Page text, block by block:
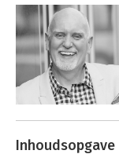
The Invisible
Employee
Andere
Inhoudsopgave